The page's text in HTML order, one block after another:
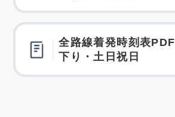
全路線着発時刻表PDF
下り・土日祝日